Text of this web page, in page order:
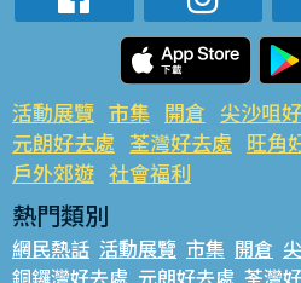
活動展覽 市集 開倉 尖沙咀
元朗好去處 荃灣好去處 旺角
戶外郊遊 社會福利
熱門類別
網民熱話 活動展覽 市集 開倉
銅鑼灣好去處 元朗好去處 荃灣